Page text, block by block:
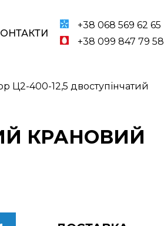
+38 068 569 62 65
+38 099 847 79 58
Ц2-400-12,5 двоступінчатий
КРАНОВИЙ